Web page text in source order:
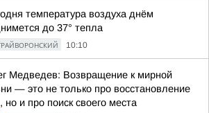
температура воздуха днём
до 37° тепла
10:10
Медведев: Возвращение к мирной
— это не только про восстановление
но и про поиск своего места